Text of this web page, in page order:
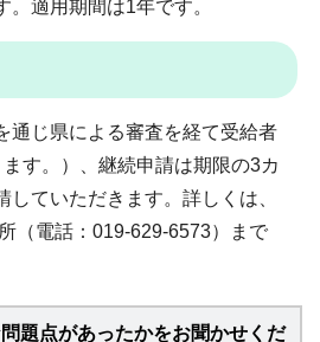
適用期間は1年です。
通じ県による審査を経て受給者
す。）、継続申請は期限の3カ
ていただきます。詳しくは、
（電話：019-629-6573）まで
題点があったかをお聞かせくだ